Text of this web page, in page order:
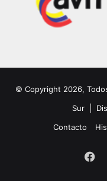
© Copyright 2026,
Sur |
Contacto